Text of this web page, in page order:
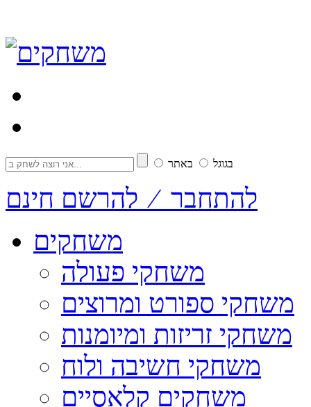
בגוגל באתר
להתחבר ⁄ להרשם חינם
משחקים
משחקי פעולה
משחקי ספורט ומרוצים
משחקי זריזות ומיומנות
משחקי חשיבה ולוח
משחקים קלאסיים